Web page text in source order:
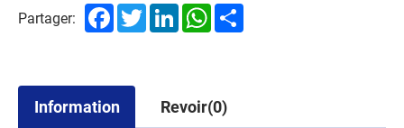
Partager: FacebookTwitterLinkedInWhatsApp
Information Revoir(0)